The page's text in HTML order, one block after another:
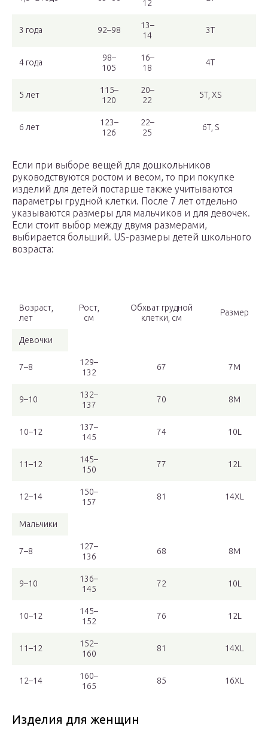
12
3 года 92–98
13–
14
3Т
4 года
98–
105
16–
18
4Т
5 лет
115–
120
20–
22
5Т, XS
6 лет
123–
126
22–
25
6Т, S
Если при выборе вещей для дошкольников
руководствуются ростом и весом, то при покупке
изделий для детей постарше также учитываются
параметры грудной клетки. После 7 лет отдельно
указываются размеры для мальчиков и для девочек.
Если стоит выбор между двумя размерами,
выбирается больший. US-размеры детей школьного
возраста:
Возраст,
лет
Рост,
см
Обхват грудной
клетки, см
Размер
Девочки
7–8
129–
132
67 7M
9–10
132–
137
70 8M
10–12
137–
145
74 10L
11–12
145–
150
77 12L
12–14
150–
157
81 14XL
Мальчики
7–8
127–
136
68 8M
9–10
136–
145
72 10L
10–12
145–
152
76 12L
11–12
152–
160
81 14XL
12–14
160–
165
85 16XL
Изделия для женщин